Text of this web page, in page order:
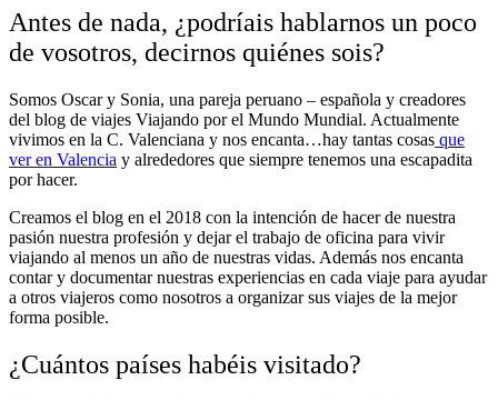
Antes de nada, ¿podríais hablarnos un poco
de vosotros, decirnos quiénes sois?
Somos Oscar y Sonia, una pareja peruano – española y creadores
del blog de viajes Viajando por el Mundo Mundial. Actualmente
vivimos en la C. Valenciana y nos encanta…hay tantas cosas que
ver en Valencia y alrededores que siempre tenemos una escapadita
por hacer.
Creamos el blog en el 2018 con la intención de hacer de nuestra
pasión nuestra profesión y dejar el trabajo de oficina para vivir
viajando al menos un año de nuestras vidas. Además nos encanta
contar y documentar nuestras experiencias en cada viaje para ayudar
a otros viajeros como nosotros a organizar sus viajes de la mejor
forma posible.
¿Cuántos países habéis visitado?